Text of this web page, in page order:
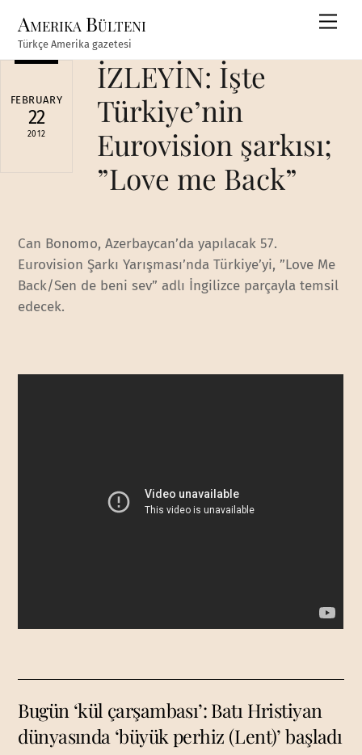
content
Amerika Bülteni
Türkçe Amerika gazetesi
FEBRUARY
22
2012
İZLEYİN: İşte
Türkiye’nin
Eurovision şarkısı;
”Love me Back”
Can Bonomo, Azerbaycan’da yapılacak 57.
Eurovision Şarkı Yarışması’nda Türkiye’yi, ”Love Me
Back/Sen de beni sev” adlı İngilizce parçayla temsil
edecek.
Bugün ‘kül çarşambası’: Batı Hristiyan
dünyasında ‘büyük perhiz (Lent)’ başladı